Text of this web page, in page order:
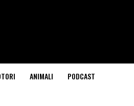
ANIMALI PODCAST